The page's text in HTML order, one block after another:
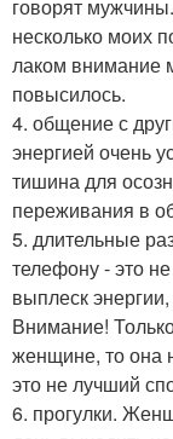
говорят
несколько моих
лаком внимание
повысилось.
4. общение с
энергией очень
тишина для
переживания в
5. длительные
телефону - это
выплеск
Внимание!
женщине, то она
это не лучший
6. прогулки.